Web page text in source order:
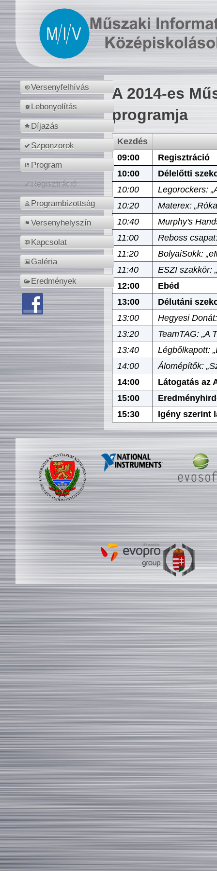
Versenyfelhívás
Lebonyolítás
Díjazás
Szponzorok
Program
Regisztráció
Programbizottság
Versenyhelyszín
Kapcsolat
Galéria
Eredmények
A 2014-es
programja
Kezdés
09:00
Regisztráció
10:00
Délelőtti
10:00
Legorockers:
10:20
Materex:
10:40
Murphy's
11:00
Reboss
11:20
BolyaiSokk:
11:40
ESZI szakkör:
12:00
Ebéd
13:00
Délutáni
13:00
Hegyesi
13:20
TeamTAG: „A
13:40
Légbőlkapott:
14:00
Álomépítők:
14:00
Látogatás az
15:00
15:30
Igény szerint